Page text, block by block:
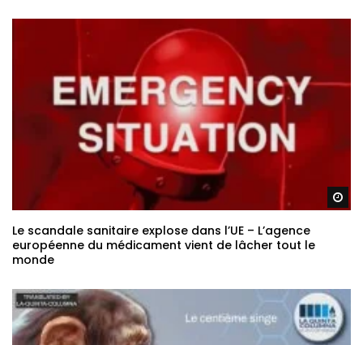
Le scandale sanitaire explose dans l’UE – L’agence
européenne du médicament vient de lâcher tout le
monde